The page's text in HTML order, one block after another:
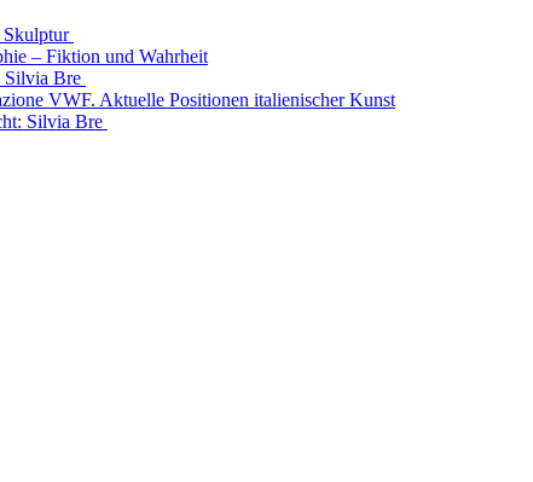
Skulptur
– Fiktion und Wahrheit
Silvia Bre
VWF. Aktuelle Positionen italienischer Kunst
Silvia Bre